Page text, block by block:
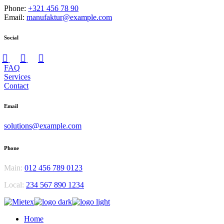
Phone: +321 456 78 90
Email: manufaktur@example.com
Social
FAQ
Services
Contact
Email
solutions@example.com
Phone
Main: 012 456 789 0123
Local: 234 567 890 1234
Home